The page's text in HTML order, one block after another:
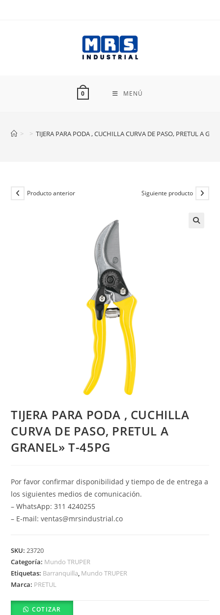
0 MENÚ
> > TIJERA PARA PODA , CUCHILLA CURVA DE PASO, PRETUL A
Producto anterior Siguiente producto
TIJERA PARA PODA , CUCHILLA
CURVA DE PASO, PRETUL A
GRANEL» T-45PG
Por favor confirmar disponibilidad y tiempo de de entrega a
los siguientes medios de comunicación.
– WhatsApp: 311 4240255
– E-mail: ventas@mrsindustrial.co
SKU:23720
Categoría: Mundo TRUPER
Etiquetas: Barranquilla, Mundo TRUPER
Marca: PRETUL
COTIZAR